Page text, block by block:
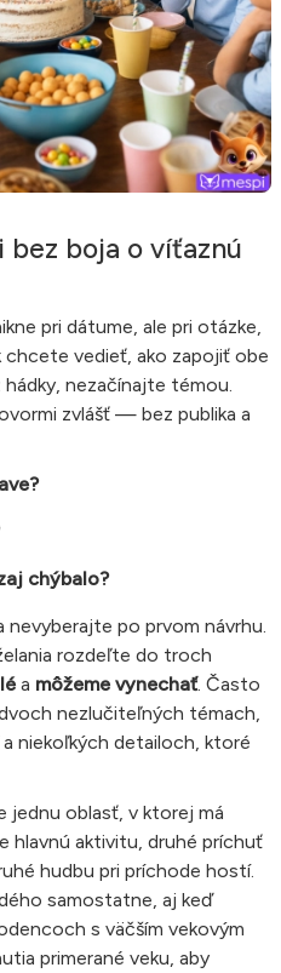
boja o víťaznú
pri dátume, ale pri otázke,
chcete vedieť, ako zapojiť obe
nezačínajte témou.
zvlášť — bez publika a
chýbalo?
nevyberajte po prvom návrhu.
rozdeľte do troch
a môžeme vynechať. Často
nezlučiteľných témach,
niekoľkých detailoch, ktoré
jednu oblasť, v ktorej má
hlavnú aktivitu, druhé príchuť
hudbu pri príchode hostí.
samostatne, aj keď
s väčším vekovým
primerané veku, aby